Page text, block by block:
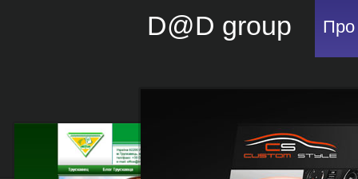
D@D group Про